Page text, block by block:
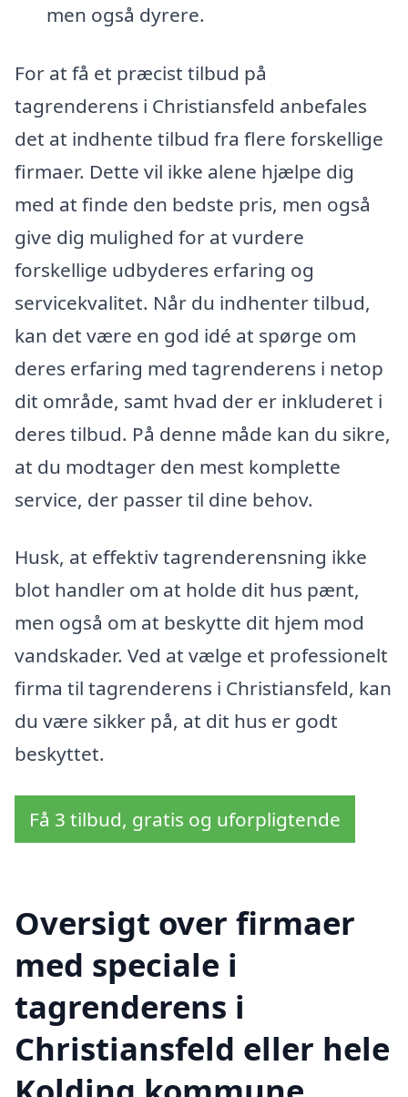
men også dyrere.
For at få et præcist tilbud på
tagrenderens i Christiansfeld anbefales
det at indhente tilbud fra flere forskellige
firmaer. Dette vil ikke alene hjælpe dig
med at finde den bedste pris, men også
give dig mulighed for at vurdere
forskellige udbyderes erfaring og
servicekvalitet. Når du indhenter tilbud,
kan det være en god idé at spørge om
deres erfaring med tagrenderens i netop
dit område, samt hvad der er inkluderet i
deres tilbud. På denne måde kan du sikre,
at du modtager den mest komplette
service, der passer til dine behov.
Husk, at effektiv tagrenderensning ikke
blot handler om at holde dit hus pænt,
men også om at beskytte dit hjem mod
vandskader. Ved at vælge et professionelt
firma til tagrenderens i Christiansfeld, kan
du være sikker på, at dit hus er godt
beskyttet.
Få 3 tilbud, gratis og uforpligtende
Oversigt over firmaer
med speciale i
tagrenderens i
Christiansfeld eller hele